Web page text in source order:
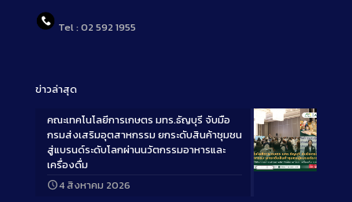
Tel : 02 592 1955
ข่าวล่าสุด
Long
คณะเทคโนโลยีการเกษตร มทร.ธัญบุรี จับมือ
กรมส่งเสริมอุตสาหกรรม ยกระดับสินค้าชุมชน
สู่แบรนด์ระดับโลกผ่านนวัตกรรมอาหารและ
เครื่องดื่ม
4 สิงหาคม 2026